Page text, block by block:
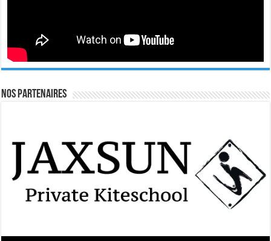
Nos Partenaires